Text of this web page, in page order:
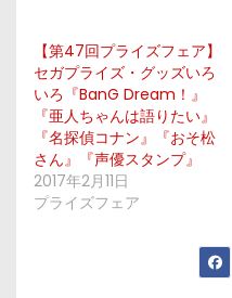
【第47回プライズフェア】
セガプライズ・グッズいろ
いろ『BanG Dream！』
『亜人ちゃんは語りたい』
『名探偵コナン』『おそ松
さん』『声優スタンプ』
2017年2月11日
プライズフェア